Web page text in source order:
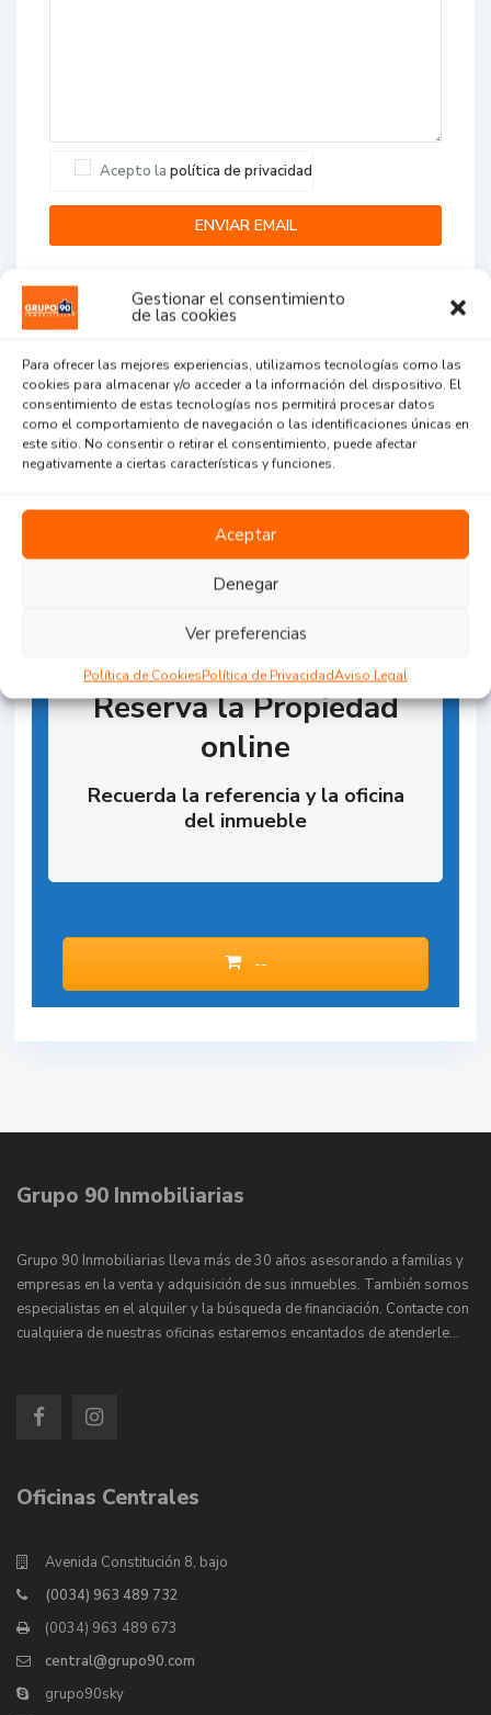
Gestionar el consentimiento
de las cookies
Para ofrecer las mejores experiencias, utilizamos tecnologías como las
cookies para almacenar y/o acceder a la información del dispositivo. El
consentimiento de estas tecnologías nos permitirá procesar datos
como el comportamiento de navegación o las identificaciones únicas en
este sitio. No consentir o retirar el consentimiento, puede afectar
negativamente a ciertas características y funciones.
Aceptar
Denegar
Ver preferencias
Política de CookiesPolítica de PrivacidadAviso Legal
Acepto la política de privacidad
Agent Reviews
...
Reserva la Propiedad
online
Recuerda la referencia y la oficina
del inmueble
--
Grupo 90 Inmobiliarias
Grupo 90 Inmobiliarias lleva más de 30 años asesorando a familias y
empresas en la venta y adquisición de sus inmuebles. También somos
especialistas en el alquiler y la búsqueda de financiación. Contacte con
cualquiera de nuestras oficinas estaremos encantados de atenderle…
Oficinas Centrales
Avenida Constitución 8, bajo
(0034) 963 489 732
(0034) 963 489 673
central@grupo90.com
grupo90sky